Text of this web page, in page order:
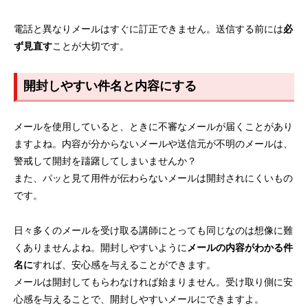
電話と異なりメールはすぐに訂正できません。送信する前には必
ず見直すことが大切です。
開封しやすい件名と内容にする
メールを使用していると、ときに不審なメールが届くことがあり
ますよね。内容が分からないメールや送信元が不明のメールは、
警戒して開封を躊躇してしまいませんか？
また、パッと見て用件が伝わらないメールは開封されにくいもの
です。
日々多くのメールを受け取る講師にとっても同じなのは想像に難
くありませんよね。開封しやすいようにメールの内容がわかる件
名にすれば、安心感を与えることができます。
メールは開封してもらわなければ始まりません。受け取り側に安
心感を与えることで、開封しやすいメールにできますよ。